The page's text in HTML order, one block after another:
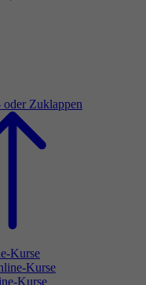
Zuklappen
Kurse
Kurse
Kurse